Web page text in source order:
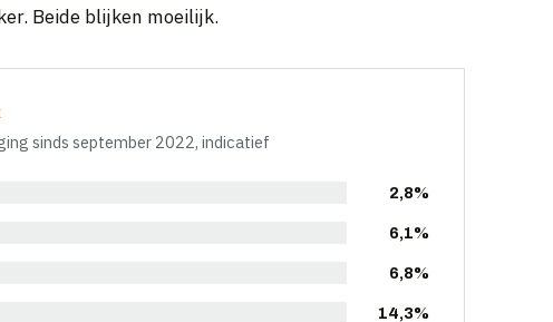
Beide blijken moeilijk.
sinds september 2022, indicatief
2,8%
6,1%
6,8%
14,3%